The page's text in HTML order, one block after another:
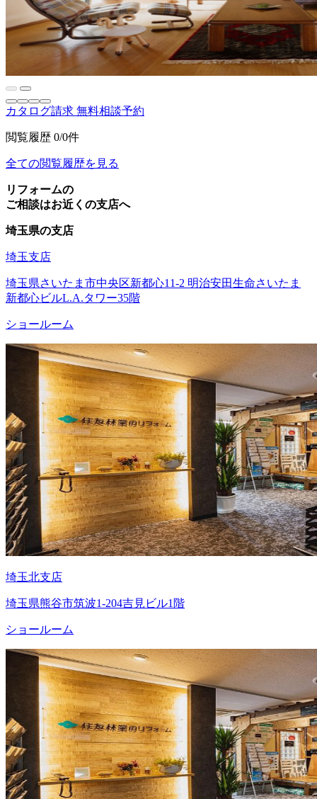
カタログ請求 無料相談予約
閲覧履歴 0/0件
全ての閲覧履歴を見る
リフォームの
ご相談はお近くの支店へ
埼玉県の支店
埼玉支店
埼玉県さいたま市中央区新都心11-2 明治安田生命さいたま
新都心ビルL.A.タワー35階
ショールーム
埼玉北支店
埼玉県熊谷市筑波1-204吉見ビル1階
ショールーム